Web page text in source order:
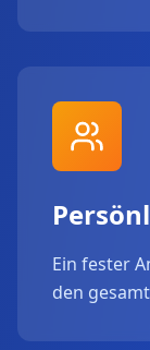
Ein fester
den